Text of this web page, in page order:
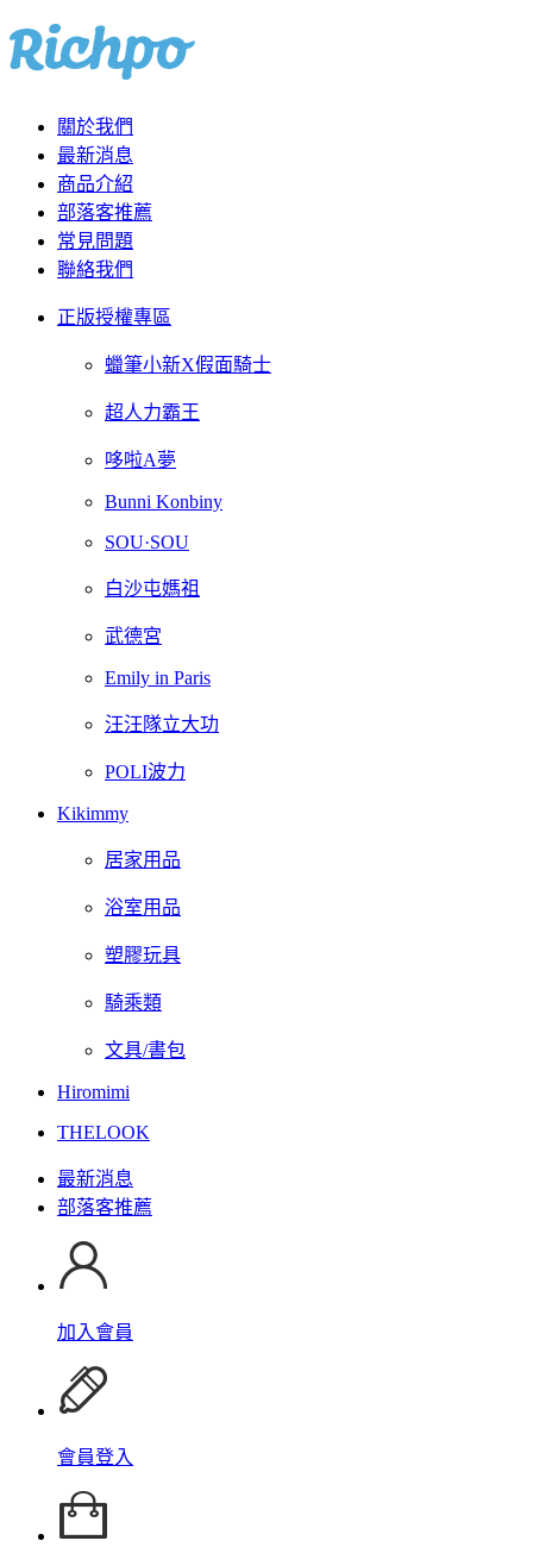
關於我們
最新消息
商品介紹
部落客推薦
常見問題
聯絡我們
正版授權專區
蠟筆小新X假面騎士
超人力霸王
哆啦A夢
Bunni Konbiny
SOU·SOU
白沙屯媽祖
武德宮
Emily in Paris
汪汪隊立大功
POLI波力
Kikimmy
居家用品
浴室用品
塑膠玩具
騎乘類
文具/書包
Hiromimi
THELOOK
最新消息
部落客推薦
加入會員
會員登入